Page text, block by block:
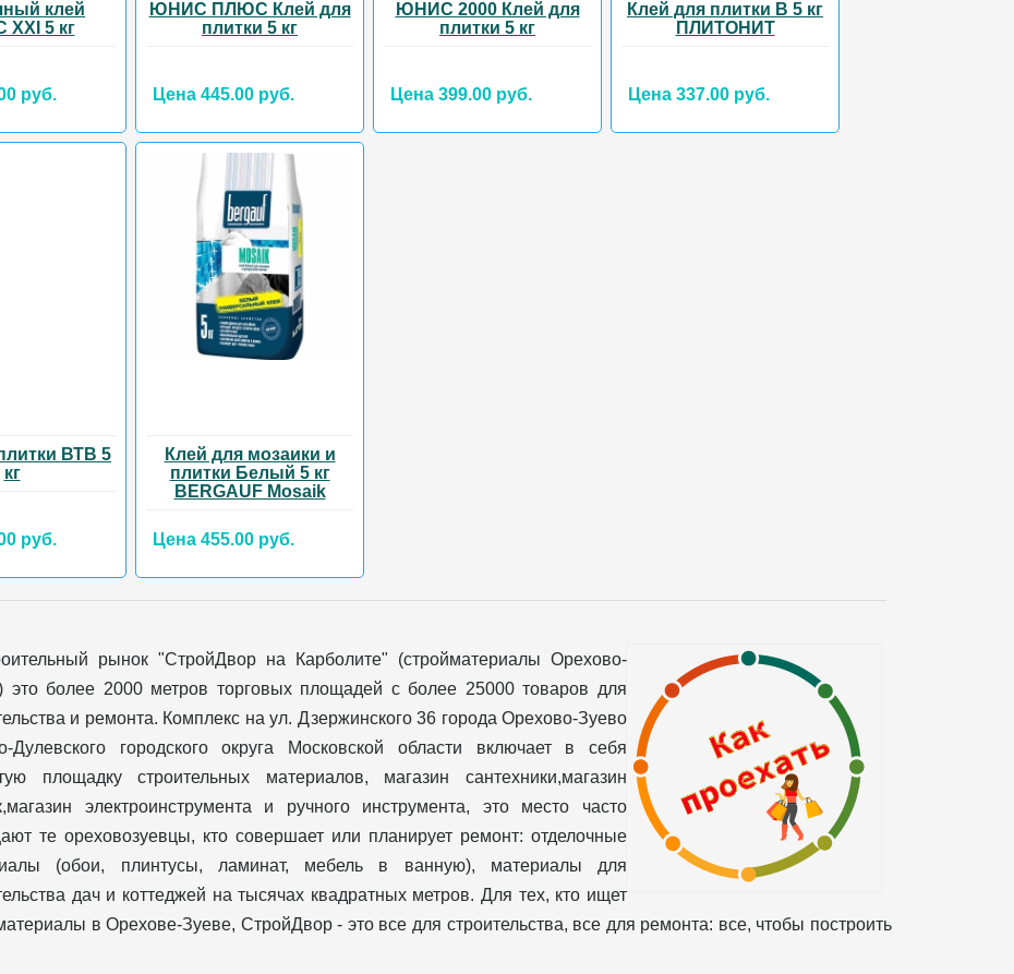
клей
5 кг
руб.
ЮНИС ПЛЮС Клей для
плитки 5 кг
Цена 445.00 руб.
ЮНИС 2000 Клей для
плитки 5 кг
Цена 399.00 руб.
Клей для плитки В 5 кг
ПЛИТОНИТ
Цена 337.00 руб.
ВТВ 5
кг
руб.
Клей для мозаики и
плитки Белый 5 кг
BERGAUF Mosaik
Цена 455.00 руб.
рынок "СтройДвор на Карболите" (стройматериалы Орехово-
это более 2000 метров торговых площадей с более 25000 товаров для
и ремонта. Комплекс на ул. Дзержинского 36 города Орехово-Зуево
Дулевского городского округа Московской области включает в себя
площадку строительных материалов, магазин сантехники,магазин
электроинструмента и ручного инструмента, это место часто
те ореховозуевцы, кто совершает или планирует ремонт: отделочные
(обои, плинтусы, ламинат, мебель в ванную), материалы для
дач и коттеджей на тысячах квадратных метров. Для тех, кто ищет
в Орехове-Зуеве, СтройДвор - это все для строительства, все для ремонта: все, чтобы построить